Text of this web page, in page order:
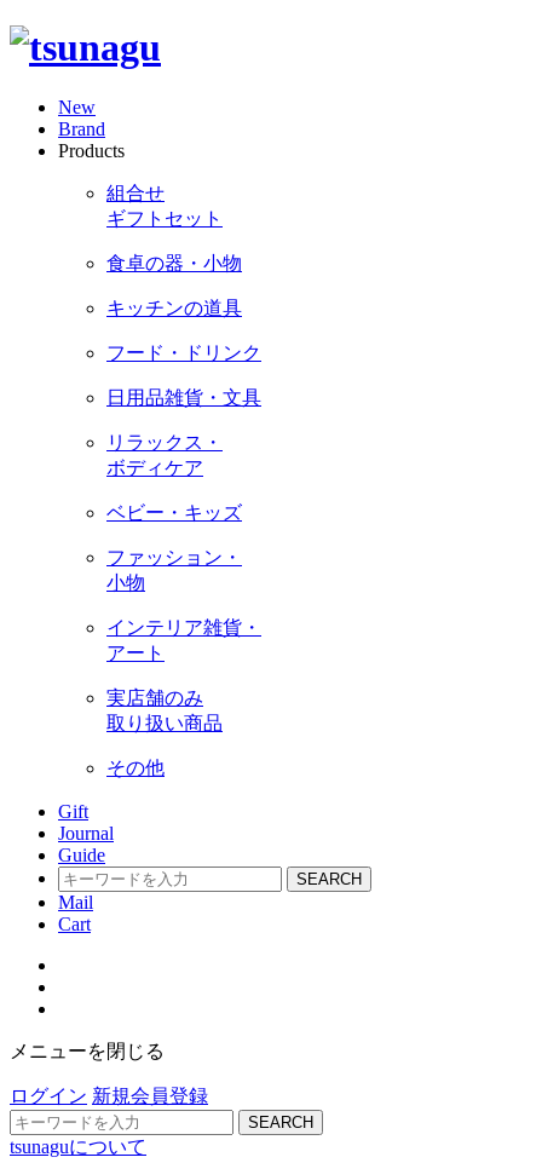
New
Brand
Products
組合せ
ギフトセット
食卓の器・小物
キッチンの道具
フード・ドリンク
日用品雑貨・文具
リラックス・
ボディケア
ベビー・キッズ
ファッション・
小物
インテリア雑貨・
アート
実店舗のみ
取り扱い商品
その他
Gift
Journal
Guide
SEARCH
Mail
Cart
メニューを閉じる
ログイン 新規会員登録
SEARCH
tsunaguについて